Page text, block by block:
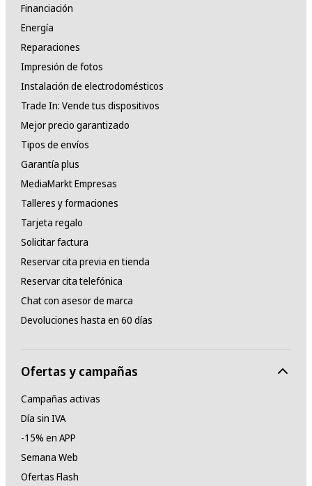
Financiación
Energía
Reparaciones
Impresión de fotos
Instalación de electrodomésticos
Trade In: Vende tus dispositivos
Mejor precio garantizado
Tipos de envíos
Garantía plus
MediaMarkt Empresas
Talleres y formaciones
Tarjeta regalo
Solicitar factura
Reservar cita previa en tienda
Reservar cita telefónica
Chat con asesor de marca
Devoluciones hasta en 60 días
Ofertas y campañas
Campañas activas
Día sin IVA
-15% en APP
Semana Web
Ofertas Flash